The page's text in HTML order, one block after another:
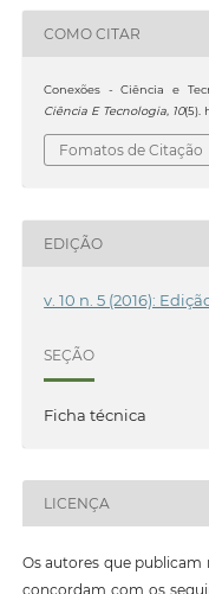
COMO CITAR
Conexões - Ciência e
Ciência E Tecnologia, 10(5).
Fomatos de Citação
EDIÇÃO
v. 10 n. 5 (2016):
SEÇÃO
Ficha técnica
LICENÇA
Os autores que publicam
concordam com os